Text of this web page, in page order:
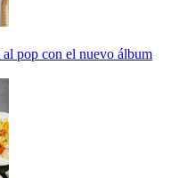
pop con el nuevo álbum